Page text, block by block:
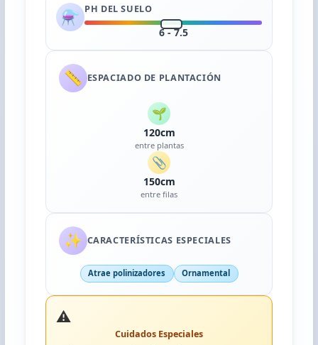
⚗️ PH DEL SUELO
6 - 7.5
📏 ESPACIADO DE PLANTACIÓN
🌱
120cm
entre plantas
📎
150cm
entre filas
✨ CARACTERÍSTICAS ESPECIALES
Atrae polinizadores Ornamental
⚠️
Cuidados Especiales